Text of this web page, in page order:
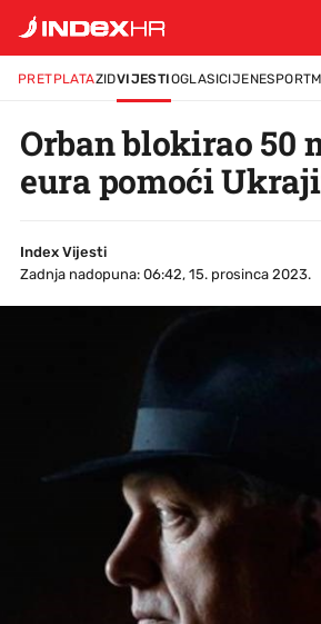
PRETPLATAZIDVIJESTIOGLASICIJENESPORT
Orban blokirao 50
eura pomoći
Index Vijesti
Zadnja nadopuna: 06:42, 15. prosinca 2023.